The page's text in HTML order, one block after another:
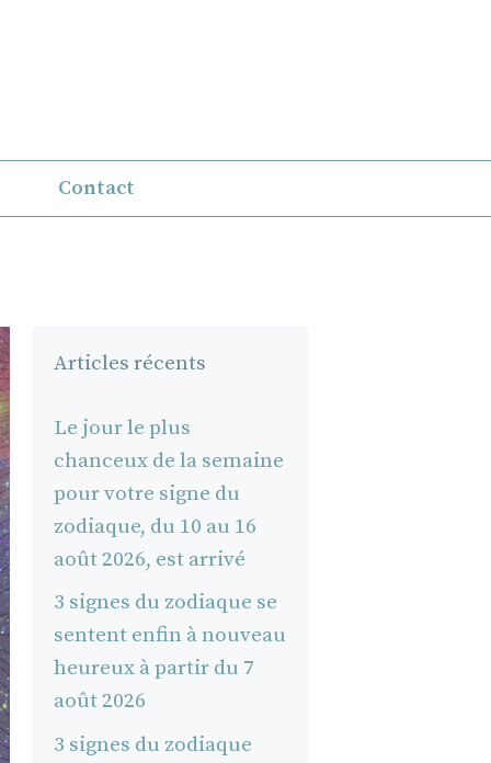
Contact
Articles récents
Le jour le plus
chanceux de la semaine
pour votre signe du
zodiaque, du 10 au 16
août 2026, est arrivé
3 signes du zodiaque se
sentent enfin à nouveau
heureux à partir du 7
août 2026
3 signes du zodiaque